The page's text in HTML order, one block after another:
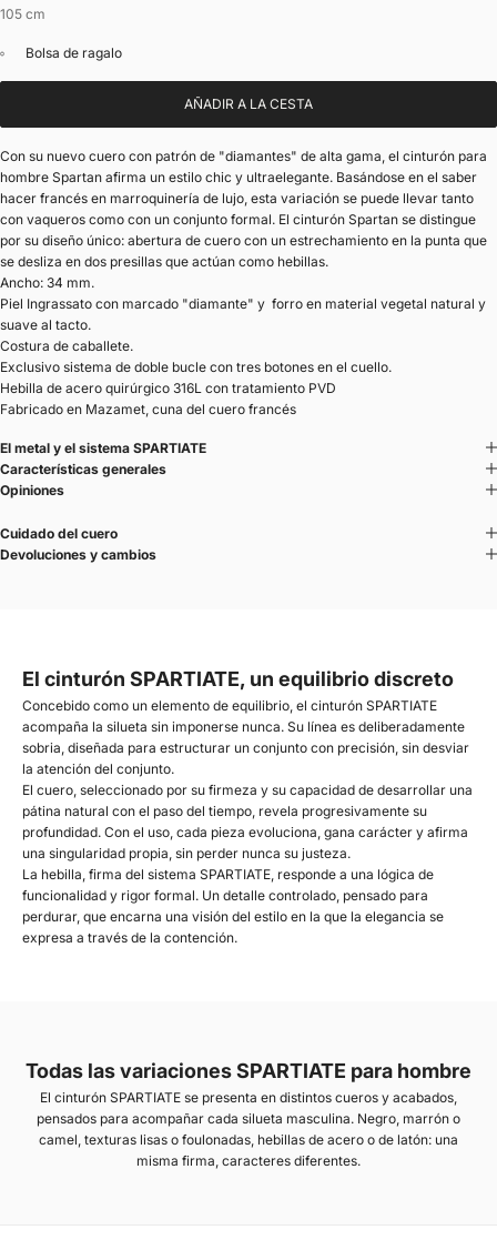
105 cm
Bolsa de ragalo
AÑADIR A LA CESTA
Con su nuevo cuero con patrón de "diamantes" de alta gama, el cinturón para
hombre Spartan afirma un estilo chic y ultraelegante. Basándose en el saber
hacer francés en marroquinería de lujo, esta variación se puede llevar tanto
con vaqueros como con un conjunto formal. El cinturón Spartan se distingue
por su diseño único: abertura de cuero con un estrechamiento en la punta que
se desliza en dos presillas que actúan como hebillas.
Ancho: 34 mm.
Piel Ingrassato con marcado "diamante" y forro en material vegetal natural y
suave al tacto.
Costura de caballete.
Exclusivo sistema de doble bucle con tres botones en el cuello.
Hebilla de acero quirúrgico 316L con tratamiento PVD
Fabricado en Mazamet, cuna del cuero francés
El metal y el sistema SPARTIATE
Características generales
Opiniones
Cuidado del cuero
Devoluciones y cambios
El cinturón SPARTIATE, un equilibrio discreto
Concebido como un elemento de equilibrio, el cinturón SPARTIATE
acompaña la silueta sin imponerse nunca. Su línea es deliberadamente
sobria, diseñada para estructurar un conjunto con precisión, sin desviar
la atención del conjunto.
El cuero, seleccionado por su firmeza y su capacidad de desarrollar una
pátina natural con el paso del tiempo, revela progresivamente su
profundidad. Con el uso, cada pieza evoluciona, gana carácter y afirma
una singularidad propia, sin perder nunca su justeza.
La hebilla, firma del sistema SPARTIATE, responde a una lógica de
funcionalidad y rigor formal. Un detalle controlado, pensado para
perdurar, que encarna una visión del estilo en la que la elegancia se
expresa a través de la contención.
Todas las variaciones SPARTIATE para hombre
El cinturón SPARTIATE se presenta en distintos cueros y acabados,
pensados para acompañar cada silueta masculina. Negro, marrón o
camel, texturas lisas o foulonadas, hebillas de acero o de latón: una
misma firma, caracteres diferentes.